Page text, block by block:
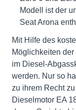
Modell ist der
Seat Arona
Mit Hilfe des
Möglichkeiten
im Diesel-
werden. Nur so
zu ihrem Recht
Dieselmotor EA